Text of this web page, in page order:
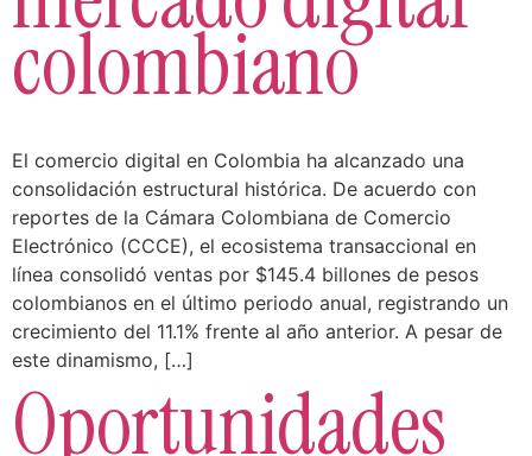
colombiano
El comercio digital en Colombia ha alcanzado una
consolidación estructural histórica. De acuerdo con
reportes de la Cámara Colombiana de Comercio
Electrónico (CCCE), el ecosistema transaccional en
línea consolidó ventas por $145.4 billones de pesos
colombianos en el último periodo anual, registrando un
crecimiento del 11.1% frente al año anterior. A pesar de
este dinamismo, […]
Oportunidades